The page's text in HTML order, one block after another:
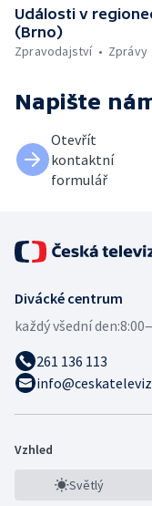
Události v
(Brno)
Zpravodajství
Zprávy
Napište
Otevřít
kontaktní
formulář
Divácké centrum
každý všední den:
261 136 113
Vzhled
Světlý